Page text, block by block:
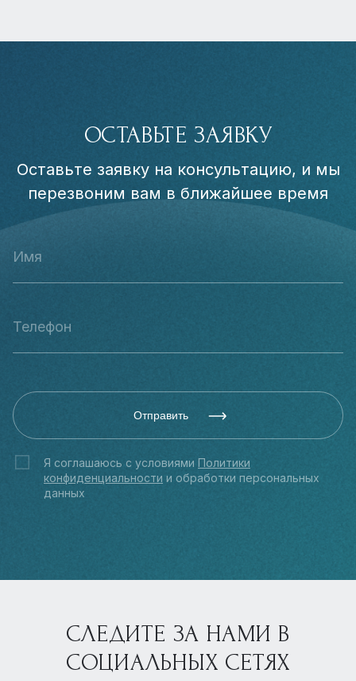
ОСТАВЬТЕ ЗАЯВКУ
Оставьте заявку на консультацию, и мы
перезвоним вам в ближайшее время
Отправить
Я соглашаюсь с условиями Политики
конфиденциальности и обработки персональных
данных
СЛЕДИТЕ ЗА НАМИ В
СОЦИАЛЬНЫХ СЕТЯХ